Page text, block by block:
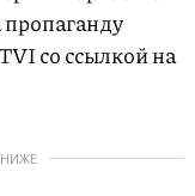
со ссылкой на